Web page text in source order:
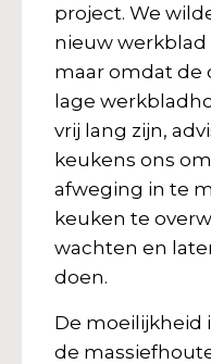
project. We
nieuw werkblad
maar omdat de
lage
vrij lang zijn,
keukens ons
afweging in te
keuken te
wachten en
doen.
De moeilijkheid
de